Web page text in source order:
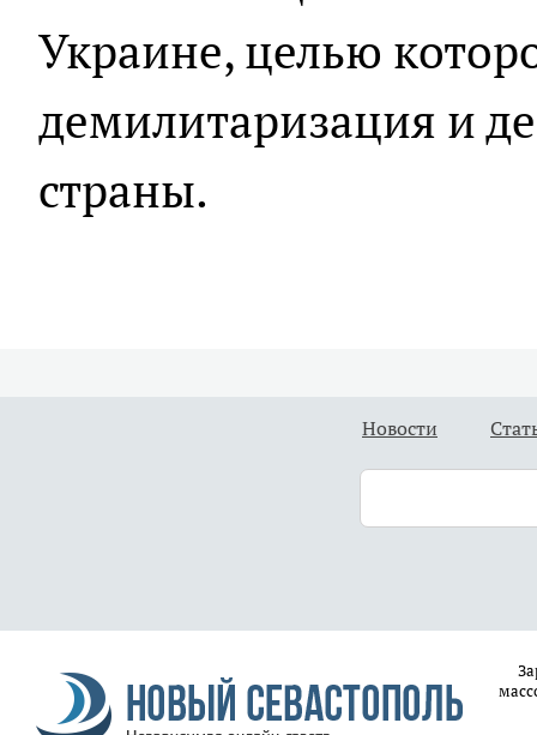
Украине, целью
демилитаризация и
страны.
Новости